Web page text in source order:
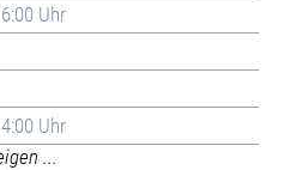
Uhr
Uhr
...